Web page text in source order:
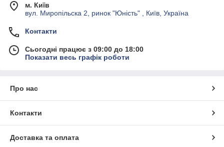
м. Київ
вул. Миропільска 2, ринок "Юність" , Київ, Україна
Контакти
Сьогодні працює з 09:00 до 18:00
Показати весь графік роботи
Про нас
Контакти
Доставка та оплата